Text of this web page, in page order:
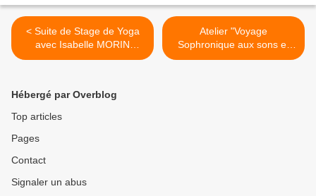
< Suite de Stage de Yoga
avec Isabelle MORIN
LARBEY à Besançon
Atelier "Voyage
Sophronique aux sons et
vibrations des Bols tibétains
Hébergé par Overblog
Top articles
Pages
Contact
Signaler un abus